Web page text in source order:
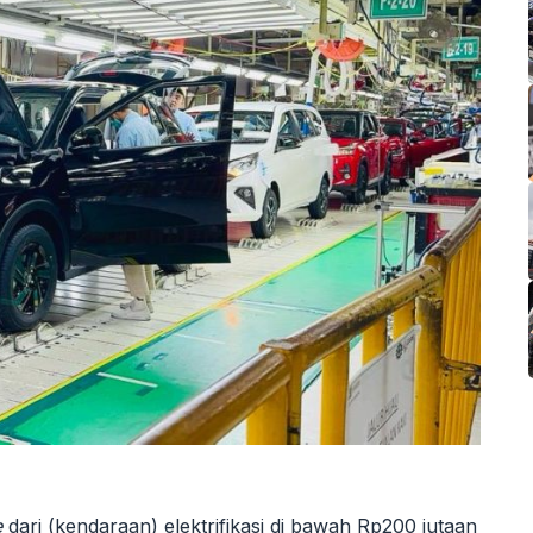
dari (kendaraan) elektrifikasi di bawah Rp200 jutaan